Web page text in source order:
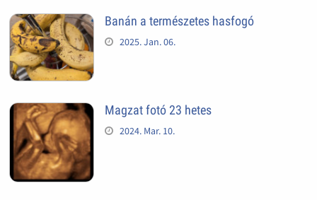
Banán a természetes hasfogó
2025. Jan. 06.
Magzat fotó 23 hetes
2024. Mar. 10.